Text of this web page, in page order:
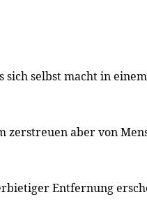
sich selbst macht in
zerstreuen aber von
Entfernung